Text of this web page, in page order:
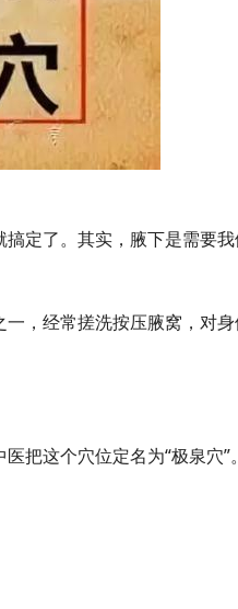
定了。其实，腋下是需要我
，经常搓洗按压腋窝，对
把这个穴位定名为“极泉穴”。